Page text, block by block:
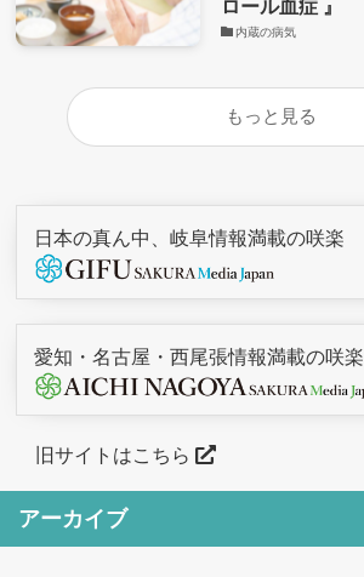
ロール血症 』
内蔵の病気
もっと見る
日本の真ん中、岐阜情報満載の咲楽
愛知・名古屋・西尾張情報満載の咲楽
旧サイトはこちら
アーカイブ